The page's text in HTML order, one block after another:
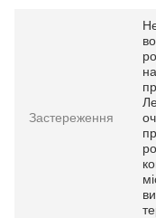
Застереження